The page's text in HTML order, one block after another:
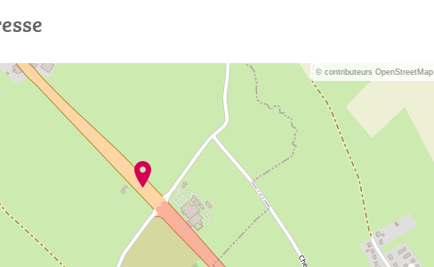
© contributeurs OpenStreetMap